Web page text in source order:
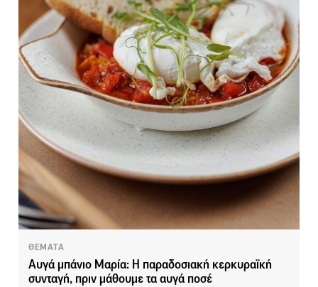
ΘΕΜΑΤΑ
Αυγά μπάνιο Μαρία: Η παραδοσιακή κερκυραϊκή
συνταγή, πριν μάθουμε τα αυγά ποσέ